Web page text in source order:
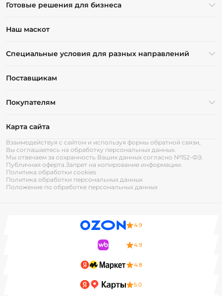
Готовые решения для бизнеса
Наш маскот
Специальные условия для разных направлений
Поставщикам
Покупателям
Карта сайта
Взаимодействуя с сайтом и используя формы обратной связи,
Вы соглашаетесь на обработку персональных данных.
Мы отвечаем за сохранность Ваших данных согласно №152-ФЗ:
Публичная оферта.Запрет на копирование информации.
Политика обработки cookies
Политика обработки персональных данных
Положение по обработке персональных данных
4.9
4.9
4.8
5.0